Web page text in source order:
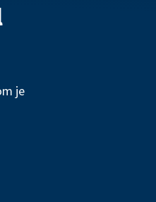
je